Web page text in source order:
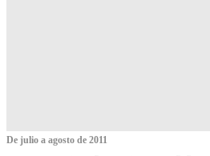
De julio a agosto de 2011